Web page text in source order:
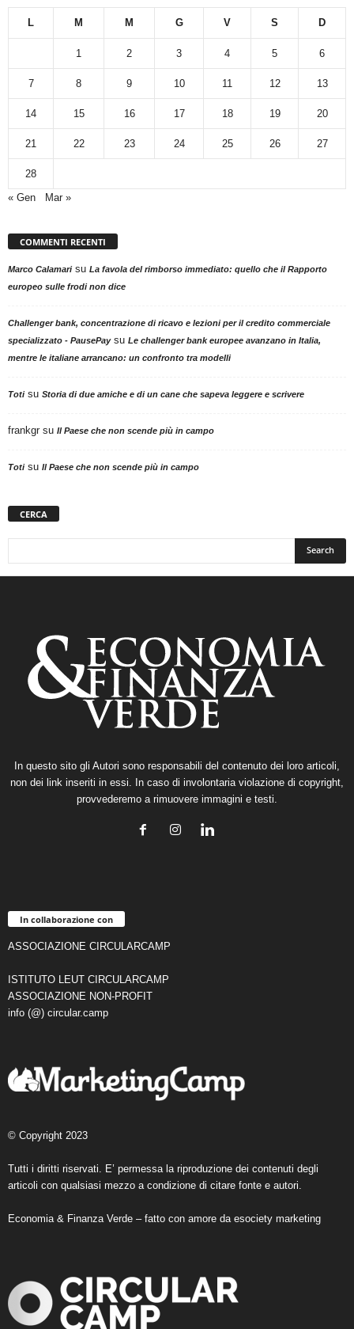
L M M G V S D
1 2 3 4 5 6
7 8 9 10 11 12 13
14 15 16 17 18 19 20
21 22 23 24 25 26 27
28
« Gen
Mar »
COMMENTI RECENTI
Marco Calamarisu La favola del rimborso immediato: quello che il Rapporto
europeo sulle frodi non dice
Challenger bank, concentrazione di ricavo e lezioni per il credito commerciale
specializzato - PausePaysu Le challenger bank europee avanzano in Italia,
mentre le italiane arrancano: un confronto tra modelli
Totisu Storia di due amiche e di un cane che sapeva leggere e scrivere
frankgr su Il Paese che non scende più in campo
Totisu Il Paese che non scende più in campo
CERCA
In questo sito gli Autori sono responsabili del contenuto dei loro articoli,
non dei link inseriti in essi. In caso di involontaria violazione di copyright,
provvederemo a rimuovere immagini e testi.
In collaborazione con
ASSOCIAZIONE CIRCULARCAMP
ISTITUTO LEUT CIRCULARCAMP
ASSOCIAZIONE NON-PROFIT
info (@) circular.camp
© Copyright 2023
Tutti i diritti riservati. E’ permessa la riproduzione dei contenuti degli
articoli con qualsiasi mezzo a condizione di citare fonte e autori.
Economia & Finanza Verde – fatto con amore da esociety marketing